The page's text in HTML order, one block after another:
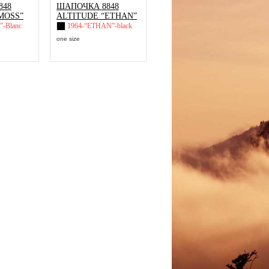
Blanc
ШАПОЧКА 8848
ALTITUDE “ETHAN”
1964-“ETHAN”-black
one size